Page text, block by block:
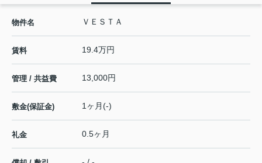
物件名 ＶＥＳＴＡ
賃料 19.4万円
管理 / 共益費 13,000円
敷金(保証金) 1ヶ月(-)
礼金 0.5ヶ月